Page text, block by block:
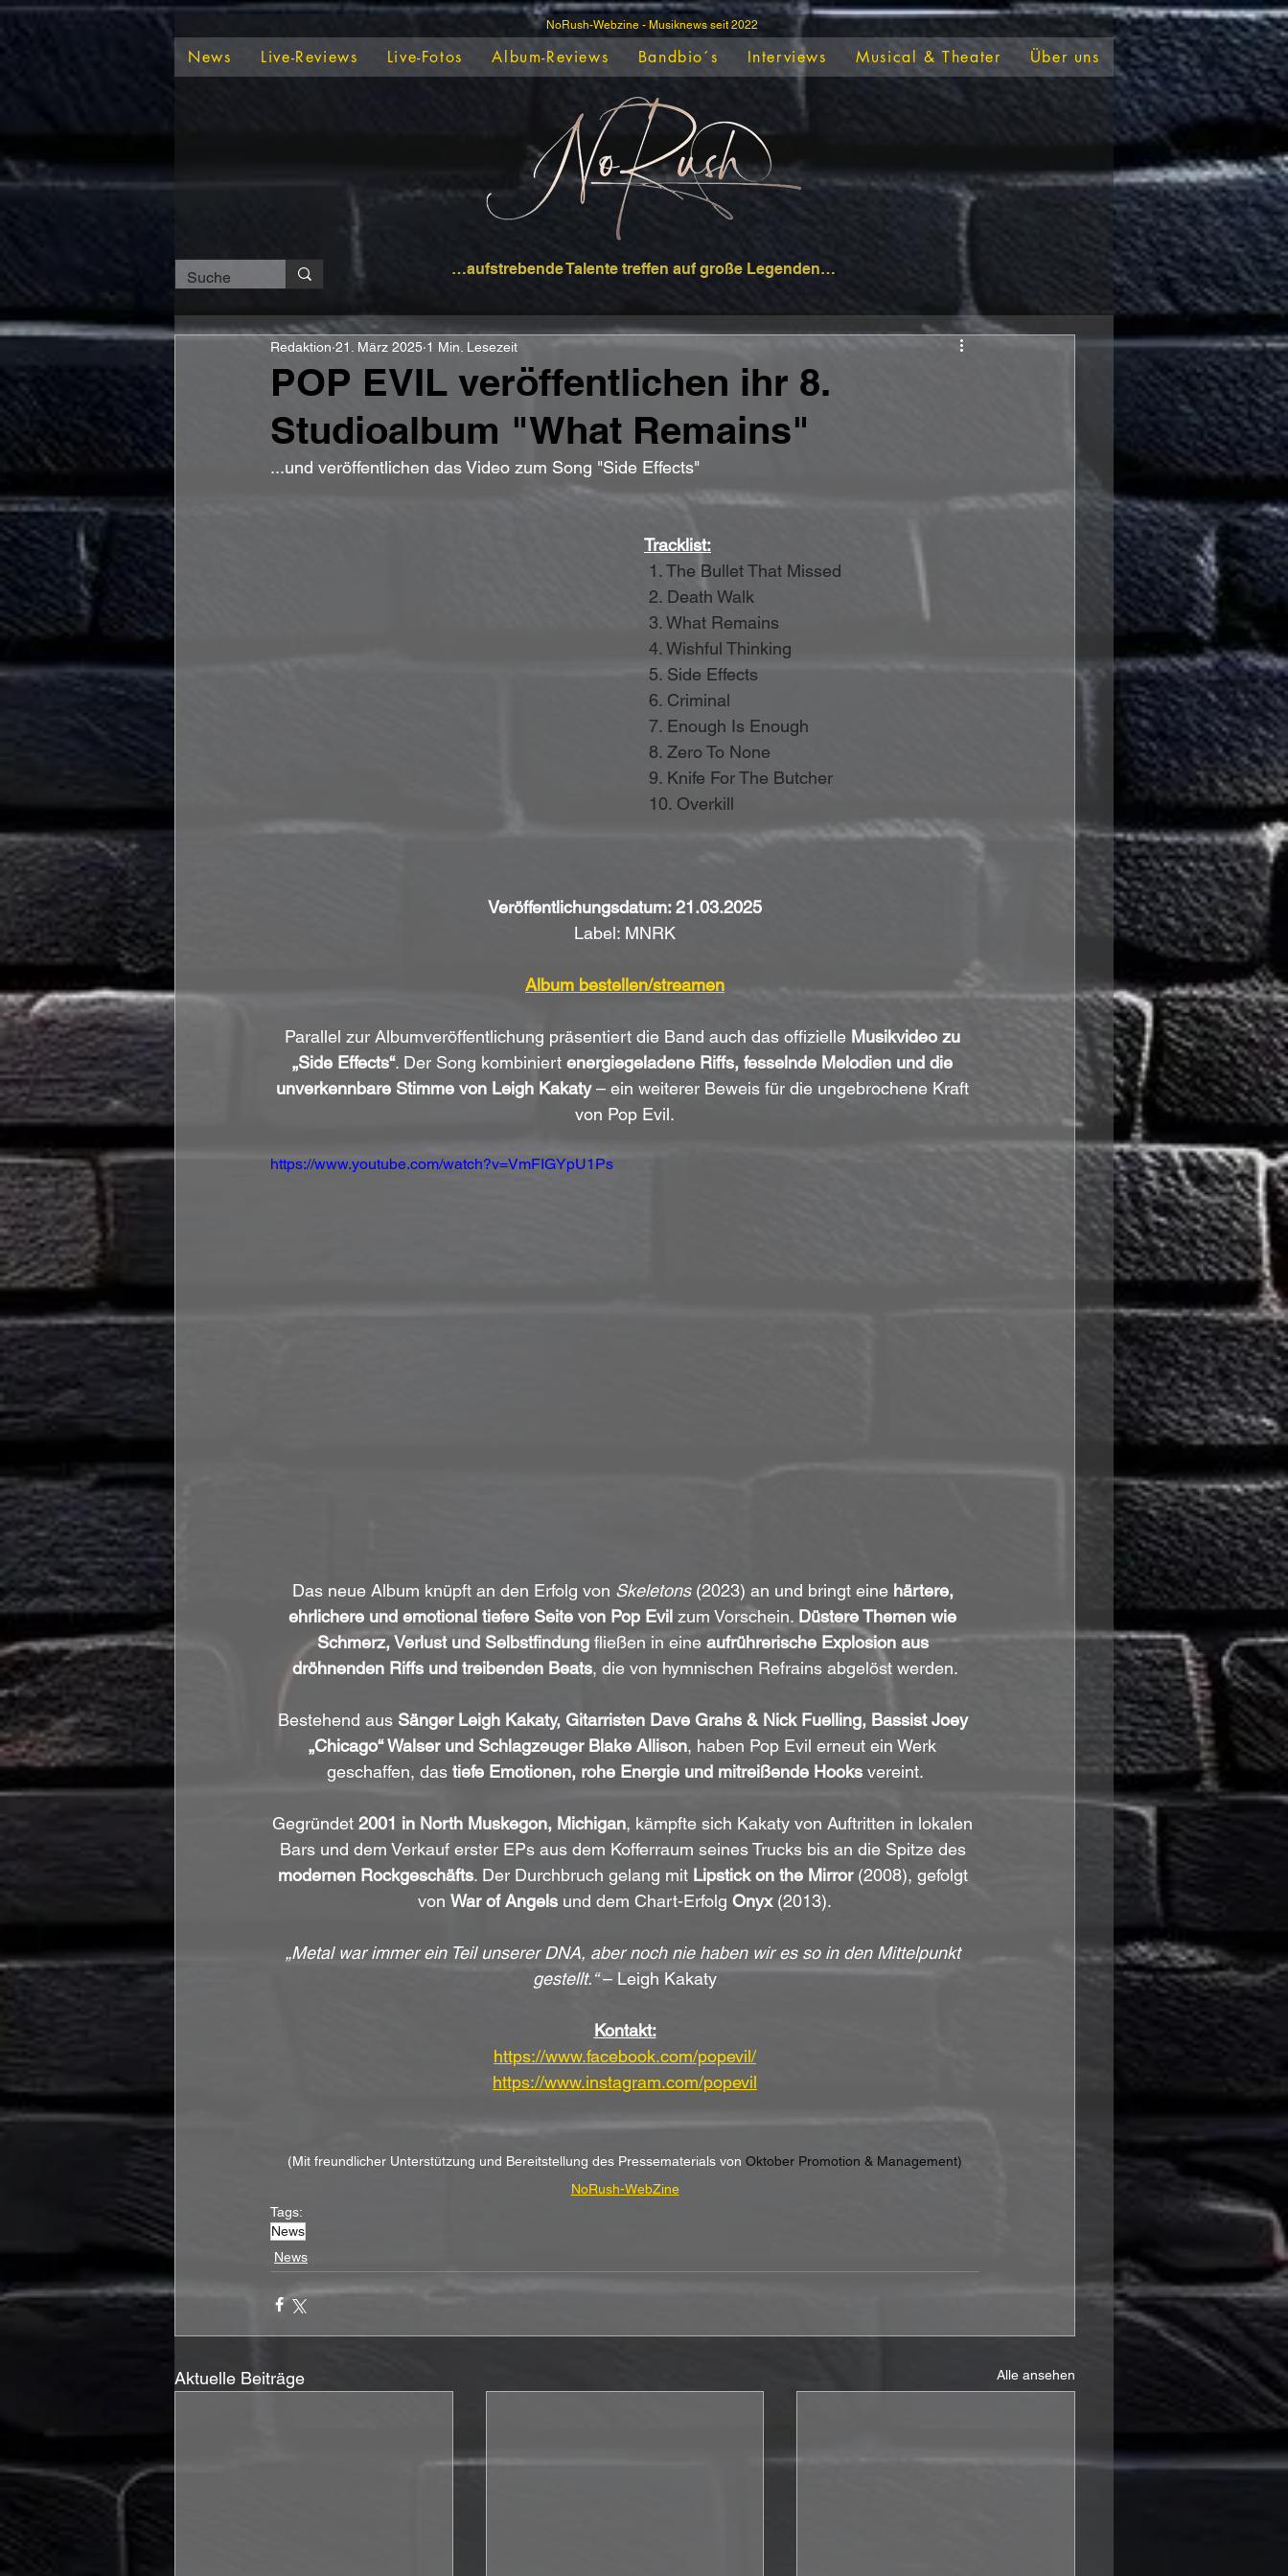
NoRush-Webzine - Musiknews seit 2022
News Live-Reviews Live-Fotos Album-Reviews Bandbio´s Interviews Musical & Theater Über uns
…aufstrebende Talente treffen auf große Legenden…
POP EVIL veröffentlichen ihr 8.
Studioalbum "What Remains"
Redaktion 21. März 2025 1 Min. Lesezeit
...und veröffentlichen das Video zum Song "Side Effects"
Tracklist:
1. The Bullet That Missed
2. Death Walk
3. What Remains
4. Wishful Thinking
5. Side Effects
6. Criminal
7. Enough Is Enough
8. Zero To None
9. Knife For The Butcher
10. Overkill
Veröffentlichungsdatum: 21.03.2025
Label: MNRK
Album bestellen/streamen
Parallel zur Albumveröffentlichung präsentiert die Band auch das offizielle Musikvideo zu
„Side Effects“. Der Song kombiniert energiegeladene Riffs, fesselnde Melodien und die
unverkennbare Stimme von Leigh Kakaty – ein weiterer Beweis für die ungebrochene Kraft
von Pop Evil.
https://www.youtube.com/watch?v=VmFIGYpU1Ps
Das neue Album knüpft an den Erfolg von Skeletons (2023) an und bringt eine härtere,
ehrlichere und emotional tiefere Seite von Pop Evil zum Vorschein. Düstere Themen wie
Schmerz, Verlust und Selbstfindung fließen in eine aufrührerische Explosion aus
dröhnenden Riffs und treibenden Beats, die von hymnischen Refrains abgelöst werden.
Bestehend aus Sänger Leigh Kakaty, Gitarristen Dave Grahs & Nick Fuelling, Bassist Joey
„Chicago“ Walser und Schlagzeuger Blake Allison, haben Pop Evil erneut ein Werk
geschaffen, das tiefe Emotionen, rohe Energie und mitreißende Hooks vereint.
Gegründet 2001 in North Muskegon, Michigan, kämpfte sich Kakaty von Auftritten in lokalen
Bars und dem Verkauf erster EPs aus dem Kofferraum seines Trucks bis an die Spitze des
modernen Rockgeschäfts. Der Durchbruch gelang mit Lipstick on the Mirror (2008), gefolgt
von War of Angels und dem Chart-Erfolg Onyx (2013).
„Metal war immer ein Teil unserer DNA, aber noch nie haben wir es so in den Mittelpunkt
gestellt.“ – Leigh Kakaty
Kontakt:
https://www.facebook.com/popevil/
https://www.instagram.com/popevil
(Mit freundlicher Unterstützung und Bereitstellung des Pressematerials von Oktober Promotion & Management)
NoRush-WebZine
Tags:
News
News
Aktuelle Beiträge Alle ansehen